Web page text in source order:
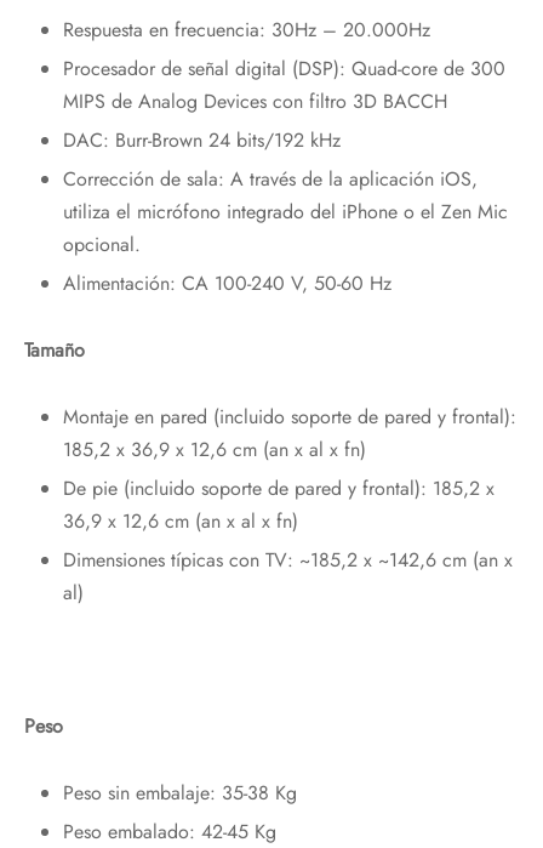
Respuesta en frecuencia: 30Hz – 20.000Hz
Procesador de señal digital (DSP): Quad-core de 300
MIPS de Analog Devices con filtro 3D BACCH
DAC: Burr-Brown 24 bits/192 kHz
Corrección de sala: A través de la aplicación iOS,
utiliza el micrófono integrado del iPhone o el Zen Mic
opcional.
Alimentación: CA 100-240 V, 50-60 Hz
Tamaño
Montaje en pared (incluido soporte de pared y frontal):
185,2 x 36,9 x 12,6 cm (an x al x fn)
De pie (incluido soporte de pared y frontal): 185,2 x
36,9 x 12,6 cm (an x al x fn)
Dimensiones típicas con TV: ~185,2 x ~142,6 cm (an x
al)
Peso
Peso sin embalaje: 35-38 Kg
Peso embalado: 42-45 Kg